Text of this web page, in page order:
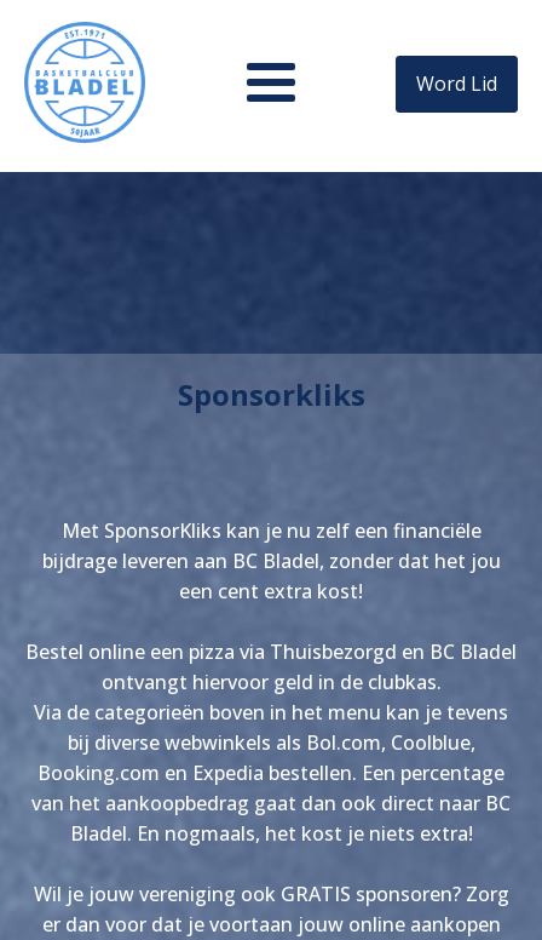
Word Lid
Sponsorkliks
Met SponsorKliks kan je nu zelf een financiële
bijdrage leveren aan BC Bladel, zonder dat het jou
een cent extra kost!
Bestel online een pizza via Thuisbezorgd en BC Bladel
ontvangt hiervoor geld in de clubkas.
Via de categorieën boven in het menu kan je tevens
bij diverse webwinkels als Bol.com, Coolblue,
Booking.com en Expedia bestellen. Een percentage
van het aankoopbedrag gaat dan ook direct naar BC
Bladel. En nogmaals, het kost je niets extra!
Wil je jouw vereniging ook GRATIS sponsoren? Zorg
er dan voor dat je voortaan jouw online aankopen